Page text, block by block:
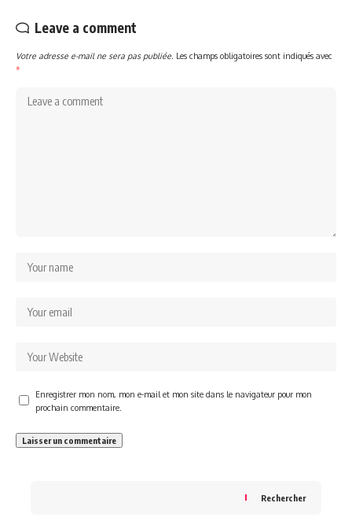
Leave a comment
Votre adresse e-mail ne sera pas publiée. Les champs obligatoires sont indiqués avec
*
Enregistrer mon nom, mon e-mail et mon site dans le navigateur pour mon
prochain commentaire.
Rechercher